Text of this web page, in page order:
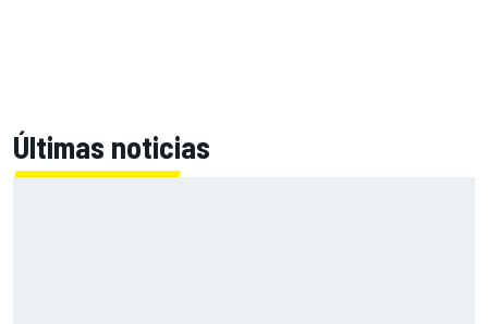
Últimas noticias